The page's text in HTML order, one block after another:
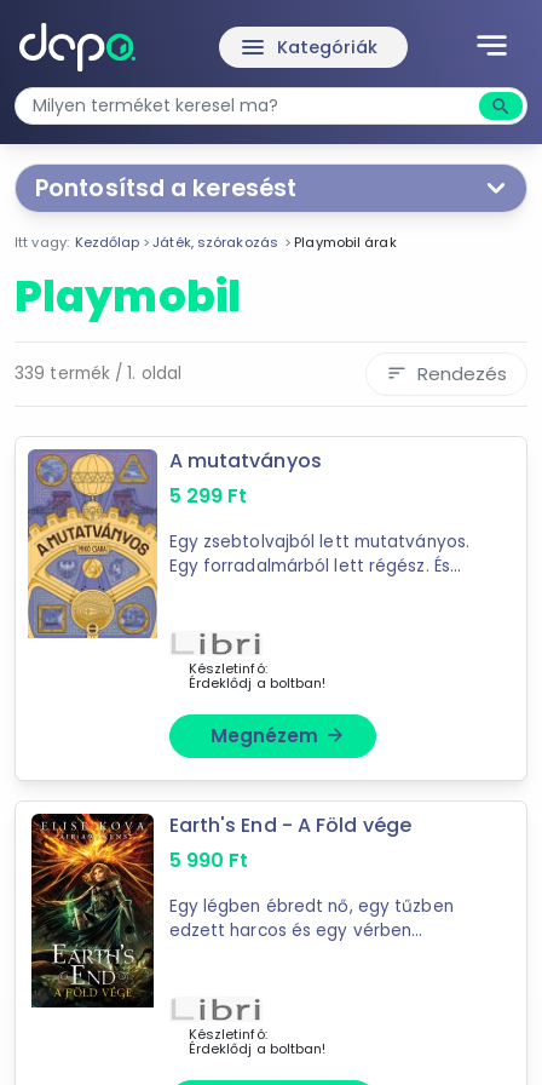
notes
menu Kategóriák
search
Pontosítsd a keresést
Segítünk a keresésben!
Válaszd ki a jellemzőketTe magad!
Ár szűrése
899 Ft 147 490 Ft
-
339találat
Mást is keresel? Válogass a Depo teljes
kínálatából!
tovább válogatok »
Itt vagy: Kezdőlap Játék, szórakozás Playmobil árak
Playmobil
339 termék / 1. oldal sort Rendezés
A mutatványos
5 299 Ft
Egy zsebtolvajból lett mutatványos.
Egy forradalmárból lett régész. És
Miközben a gazdagok egy ...
Készletinfó:
Érdeklődj a boltban!
Megnézem arrow_forward
Earth's End - A Föld vége
5 990 Ft
Egy légben ébredt nő, egy tűzben
edzett harcos és egy vérben
ébredt, lángban edzett ...
Készletinfó:
Érdeklődj a boltban!